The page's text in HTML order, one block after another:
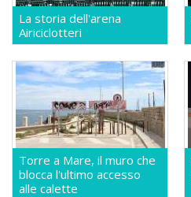
La storia dell'arena
Airiciclotteri
Torre a Mare, il muro che
blocca l'ultimo accesso
alle calette